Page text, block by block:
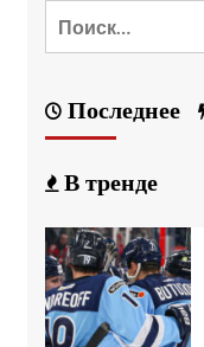
Последнее
В тренде